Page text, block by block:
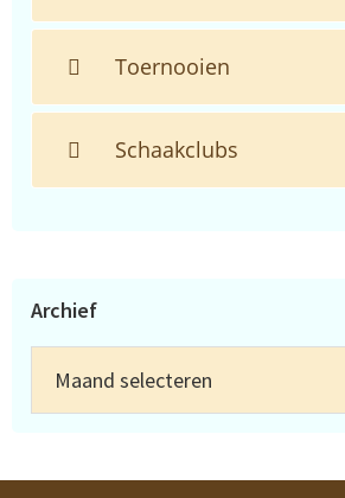
Toernooien
Schaakclubs
Archief